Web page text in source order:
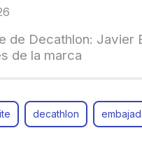
de Decathlon: Javier
de la marca
decathlon